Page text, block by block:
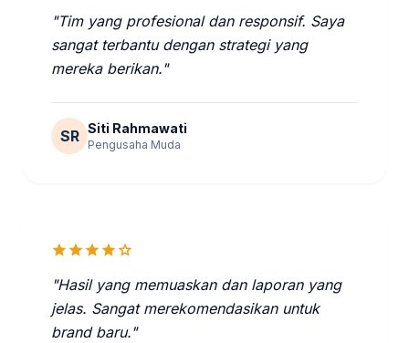
"Tim yang profesional dan responsif. Saya
sangat terbantu dengan strategi yang
mereka berikan."
SR Siti Rahmawati
Pengusaha Muda
starstarstarstarstar
"Hasil yang memuaskan dan laporan yang
jelas. Sangat merekomendasikan untuk
brand baru."